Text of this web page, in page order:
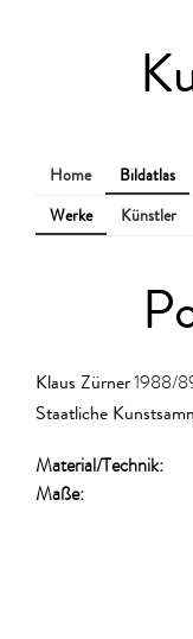
Home Bildatlas
Werke
Künstler
Klaus Zürner1988/
Staatliche
Material/​Technik:
Maße: